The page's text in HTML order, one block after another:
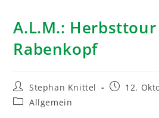
A.L.M.:
Rabenkopf
Stephan Knittel
12.
Allgemein